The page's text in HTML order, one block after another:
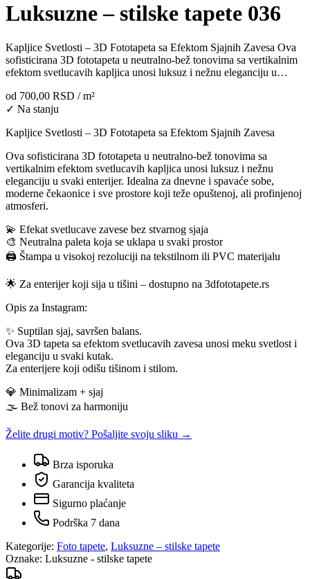
Luksuzne – stilske tapete 036
Kapljice Svetlosti – 3D Fototapeta sa Efektom Sjajnih Zavesa Ova
sofisticirana 3D fototapeta u neutralno-bež tonovima sa vertikalnim
efektom svetlucavih kapljica unosi luksuz i nežnu eleganciju u…
od 700,00 RSD / m²
✓ Na stanju
Kapljice Svetlosti – 3D Fototapeta sa Efektom Sjajnih Zavesa
Ova sofisticirana 3D fototapeta u neutralno-bež tonovima sa
vertikalnim efektom svetlucavih kapljica unosi luksuz i nežnu
eleganciju u svaki enterijer. Idealna za dnevne i spavaće sobe,
moderne čekaonice i sve prostore koji teže opuštenoj, ali profinjenoj
atmosferi.
💫 Efekat svetlucave zavese bez stvarnog sjaja
🎨 Neutralna paleta koja se uklapa u svaki prostor
🖨️ Štampa u visokoj rezoluciji na tekstilnom ili PVC materijalu
🌟 Za enterijer koji sija u tišini – dostupno na 3dfototapete.rs
Opis za Instagram:
✨ Suptilan sjaj, savršen balans.
Ova 3D tapeta sa efektom svetlucavih zavesa unosi meku svetlost i
eleganciju u svaki kutak.
Za enterijere koji odišu tišinom i stilom.
💎 Minimalizam + sjaj
🌫️ Bež tonovi za harmoniju
Želite drugi motiv? Pošaljite svoju sliku →
Brza isporuka
Garancija kvaliteta
Sigurno plaćanje
Podrška 7 dana
Kategorije: Foto tapete, Luksuzne – stilske tapete
Oznake: Luksuzne - stilske tapete